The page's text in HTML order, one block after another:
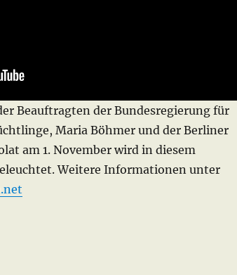
Beauftragten der Bundesregierung für
Maria Böhmer und der Berliner
am 1. November wird in diesem
Weitere Informationen unter